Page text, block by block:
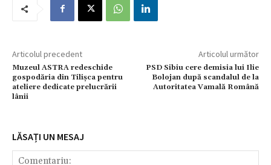
Articolul precedent
Muzeul ASTRA redeschide
gospodăria din Tilișca pentru
ateliere dedicate prelucrării
lânii
Articolul următor
PSD Sibiu cere demisia lui Ilie
Bolojan după scandalul de la
Autoritatea Vamală Română
LĂSAȚI UN MESAJ